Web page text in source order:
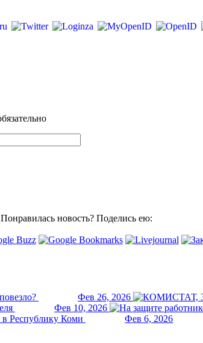
Понравилась новость? Поделись ею:
Фев 26, 2026
Фев 10, 2026
Республику Коми Фев 6, 2026